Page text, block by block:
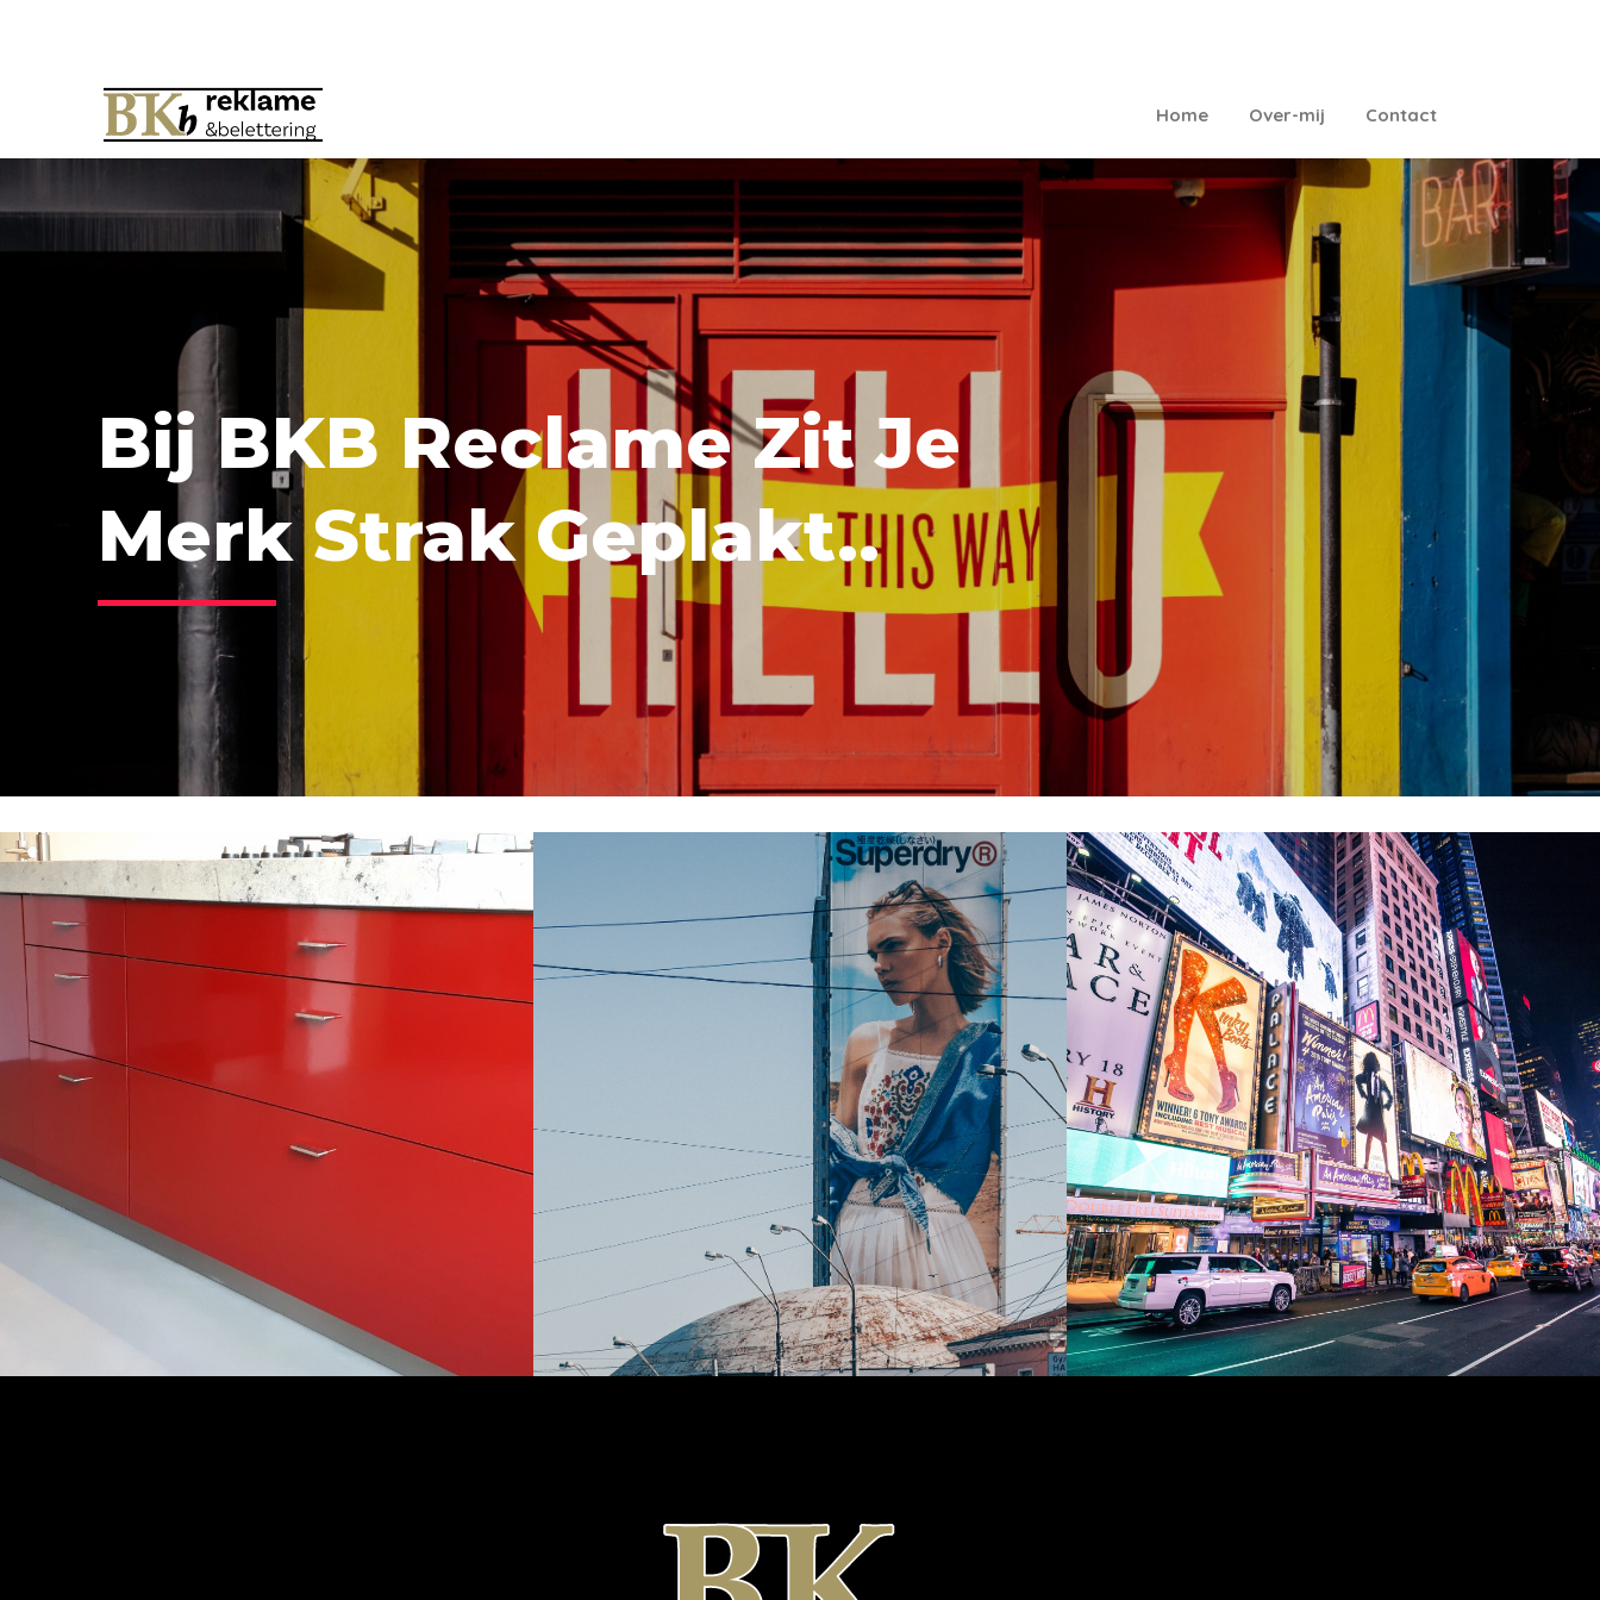
Home Over-mij Contact
Bij BKB Reclame Zit Je
Merk Strak Geplakt..